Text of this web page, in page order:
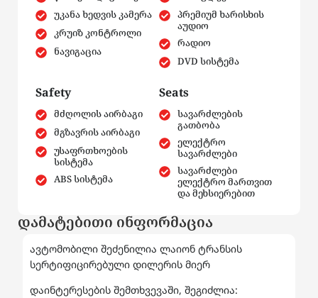
უკანა ხედვის კამერა
კრუიზ კონტროლი
ნავიგაცია
პრემიუმ ხარისხის
აუდიო
რადიო
DVD სისტემა
Safety
მძღოლის აირბაგი
მგზავრის აირბაგი
უსაფრთხოების
სისტემა
ABS სისტემა
Seats
სავარძლების
გათბობა
ელექტრო
სავარძლები
სავარძლები
ელექტრო მართვით
და მეხსიერებით
დამატებითი ინფორმაცია
ავტომობილი შეძენილია ლაიონ ტრანსის
სერტიფიცირებული დილერის მიერ
დაინტერესების შემთხვევაში, შეგიძლია: